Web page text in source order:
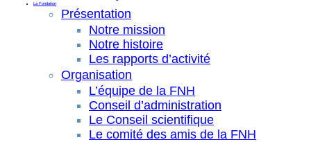
La Fondation
Présentation
Notre mission
Notre histoire
Les rapports d’activité
Organisation
L’équipe de la FNH
Conseil d’administration
Le Conseil scientifique
Le comité des amis de la FNH